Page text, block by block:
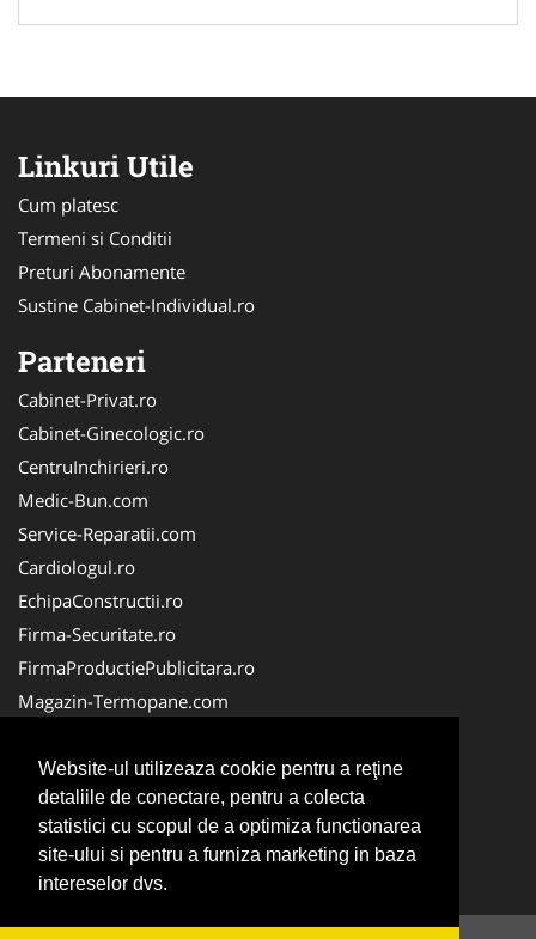
Website-ul utilizeaza cookie pentru a reţine
detaliile de conectare, pentru a colecta
statistici cu scopul de a optimiza functionarea
site-ului si pentru a furniza marketing in baza
intereselor dvs.
Linkuri Utile
Cum platesc
Termeni si Conditii
Preturi Abonamente
Sustine Cabinet-Individual.ro
Parteneri
Cabinet-Privat.ro
Cabinet-Ginecologic.ro
CentruInchirieri.ro
Medic-Bun.com
Service-Reparatii.com
Cardiologul.ro
EchipaConstructii.ro
Firma-Securitate.ro
FirmaProductiePublicitara.ro
Magazin-Termopane.com
CramaVinuri.ro
FirmaTractariAuto.ro
InstalatiiSolare.com
Pescaresc.ro